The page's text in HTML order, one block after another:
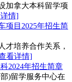
加拿大本科留学项
情]
项目2025年招生简
才培养合作关系，
看详情]
2024年招生简章
)留学服务中心在